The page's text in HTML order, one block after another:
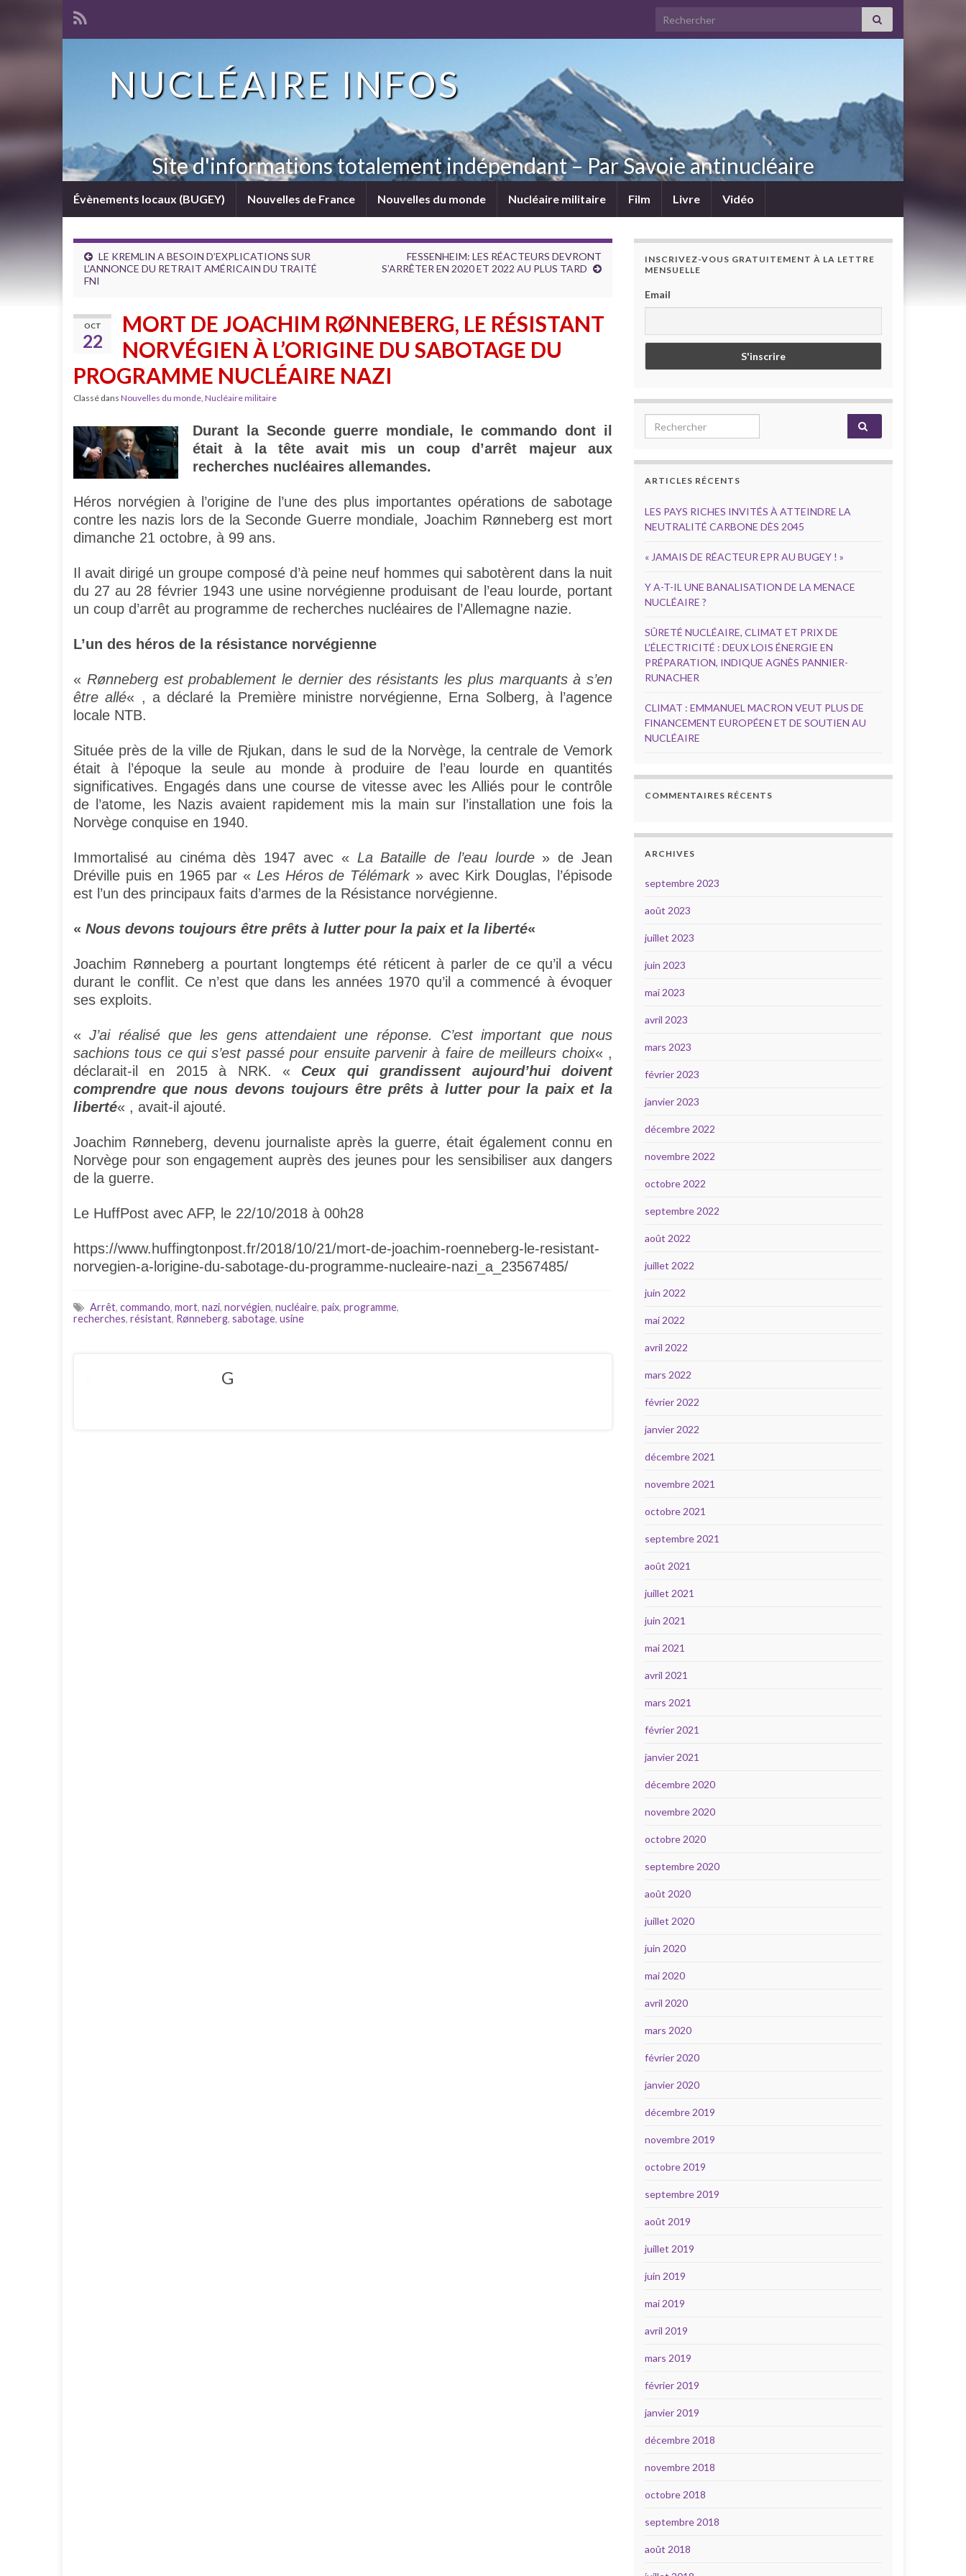
Search for:
NUCLÉAIRE INFOS
Site d'informations totalement indépendant – Par Savoie antinucléaire
Évènements locaux (BUGEY) Nouvelles de France Nouvelles du monde Nucléaire militaire Film Livre Vidéo
LE KREMLIN A BESOIN D’EXPLICATIONS SUR
L’ANNONCE DU RETRAIT AMÉRICAIN DU TRAITÉ
FNI
FESSENHEIM: LES RÉACTEURS DEVRONT
S’ARRÊTER EN 2020 ET 2022 AU PLUS TARD
OCT
22
MORT DE JOACHIM RØNNEBERG, LE RÉSISTANT
NORVÉGIEN À L’ORIGINE DU SABOTAGE DU
PROGRAMME NUCLÉAIRE NAZI
Classé dans Nouvelles du monde, Nucléaire militaire
Durant la Seconde guerre mondiale, le commando dont il
était à la tête avait mis un coup d’arrêt majeur aux
recherches nucléaires allemandes.
Héros norvégien à l’origine de l’une des plus importantes opérations de sabotage
contre les nazis lors de la Seconde Guerre mondiale, Joachim Rønneberg est mort
dimanche 21 octobre, à 99 ans.
Il avait dirigé un groupe composé d’à peine neuf hommes qui sabotèrent dans la nuit
du 27 au 28 février 1943 une usine norvégienne produisant de l’eau lourde, portant
un coup d’arrêt au programme de recherches nucléaires de l’Allemagne nazie.
L’un des héros de la résistance norvégienne
« Rønneberg est probablement le dernier des résistants les plus marquants à s’en
être allé« , a déclaré la Première ministre norvégienne, Erna Solberg, à l’agence
locale NTB.
Située près de la ville de Rjukan, dans le sud de la Norvège, la centrale de Vemork
était à l’époque la seule au monde à produire de l’eau lourde en quantités
significatives. Engagés dans une course de vitesse avec les Alliés pour le contrôle
de l’atome, les Nazis avaient rapidement mis la main sur l’installation une fois la
Norvège conquise en 1940.
Immortalisé au cinéma dès 1947 avec « La Bataille de l’eau lourde» de Jean
Dréville puis en 1965 par « Les Héros de Télémark» avec Kirk Douglas, l’épisode
est l’un des principaux faits d’armes de la Résistance norvégienne.
« Nous devons toujours être prêts à lutter pour la paix et la liberté«
Joachim Rønneberg a pourtant longtemps été réticent à parler de ce qu’il a vécu
durant le conflit. Ce n’est que dans les années 1970 qu’il a commencé à évoquer
ses exploits.
«J’ai réalisé que les gens attendaient une réponse. C’est important que nous
sachions tous ce qui s’est passé pour ensuite parvenir à faire de meilleurs choix« ,
déclarait-il en 2015 à NRK. « Ceux qui grandissent aujourd’hui doivent
comprendre que nous devons toujours être prêts à lutter pour la paix et la
liberté« , avait-il ajouté.
Joachim Rønneberg, devenu journaliste après la guerre, était également connu en
Norvège pour son engagement auprès des jeunes pour les sensibiliser aux dangers
de la guerre.
Le HuffPost avec AFP, le 22/10/2018 à 00h28
https://www.huffingtonpost.fr/2018/10/21/mort-de-joachim-roenneberg-le-resistant-
norvegien-a-lorigine-du-sabotage-du-programme-nucleaire-nazi_a_23567485/
Arrêt, commando, mort, nazi, norvégien, nucléaire, paix, programme,
recherches, résistant, Rønneberg, sabotage, usine
G
INSCRIVEZ-VOUS GRATUITEMENT À LA LETTRE
MENSUELLE
Email
Search for:
ARTICLES RÉCENTS
LES PAYS RICHES INVITÉS À ATTEINDRE LA
NEUTRALITÉ CARBONE DÈS 2045
« JAMAIS DE RÉACTEUR EPR AU BUGEY ! »
Y A-T-IL UNE BANALISATION DE LA MENACE
NUCLÉAIRE ?
SÛRETÉ NUCLÉAIRE, CLIMAT ET PRIX DE
L’ÉLECTRICITÉ : DEUX LOIS ÉNERGIE EN
PRÉPARATION, INDIQUE AGNÈS PANNIER-
RUNACHER
CLIMAT : EMMANUEL MACRON VEUT PLUS DE
FINANCEMENT EUROPÉEN ET DE SOUTIEN AU
NUCLÉAIRE
COMMENTAIRES RÉCENTS
ARCHIVES
septembre 2023
août 2023
juillet 2023
juin 2023
mai 2023
avril 2023
mars 2023
février 2023
janvier 2023
décembre 2022
novembre 2022
octobre 2022
septembre 2022
août 2022
juillet 2022
juin 2022
mai 2022
avril 2022
mars 2022
février 2022
janvier 2022
décembre 2021
novembre 2021
octobre 2021
septembre 2021
août 2021
juillet 2021
juin 2021
mai 2021
avril 2021
mars 2021
février 2021
janvier 2021
décembre 2020
novembre 2020
octobre 2020
septembre 2020
août 2020
juillet 2020
juin 2020
mai 2020
avril 2020
mars 2020
février 2020
janvier 2020
décembre 2019
novembre 2019
octobre 2019
septembre 2019
août 2019
juillet 2019
juin 2019
mai 2019
avril 2019
mars 2019
février 2019
janvier 2019
décembre 2018
novembre 2018
octobre 2018
septembre 2018
août 2018